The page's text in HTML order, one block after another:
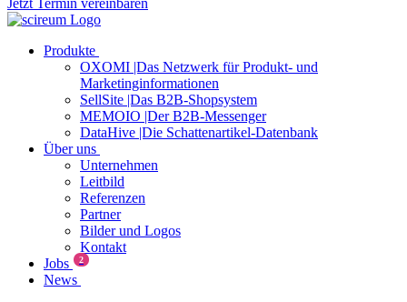
Jetzt Termin vereinbaren
Produkte
OXOMI |Das Netzwerk für Produkt- und
Marketinginformationen
SellSite |Das B2B-Shopsystem
MEMOIO |Der B2B-Messenger
DataHive |Die Schattenartikel-Datenbank
Über uns
Unternehmen
Leitbild
Referenzen
Partner
Bilder und Logos
Kontakt
Jobs
2
News